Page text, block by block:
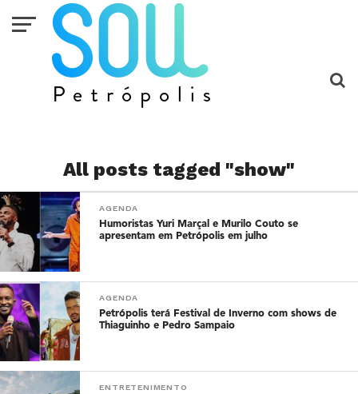
All posts tagged "show"
AGENDA
Humoristas Yuri Marçal e Murilo Couto se
apresentam em Petrópolis em julho
AGENDA
Petrópolis terá Festival de Inverno com shows de
Thiaguinho e Pedro Sampaio
ENTRETENIMENTO